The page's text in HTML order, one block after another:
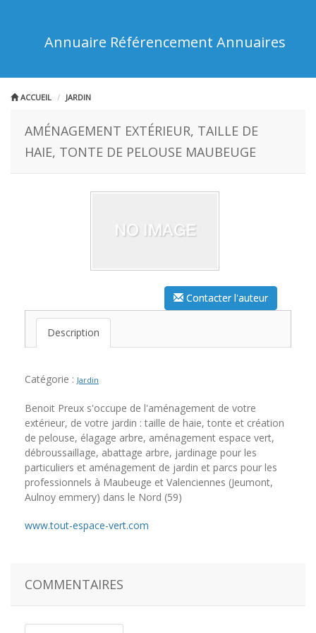
Annuaire Référencement Annuaires
ACCUEIL JARDIN
AMÉNAGEMENT EXTÉRIEUR, TAILLE DE
HAIE, TONTE DE PELOUSE MAUBEUGE
Contacter l'auteur
Description
Catégorie : Jardin
Benoit Preux s'occupe de l'aménagement de votre
extérieur, de votre jardin : taille de haie, tonte et création
de pelouse, élagage arbre, aménagement espace vert,
débroussaillage, abattage arbre, jardinage pour les
particuliers et aménagement de jardin et parcs pour les
professionnels à Maubeuge et Valenciennes (Jeumont,
Aulnoy emmery) dans le Nord (59)
www.tout-espace-vert.com
COMMENTAIRES